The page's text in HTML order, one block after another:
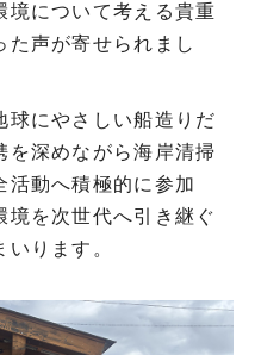
境について考える貴重
た声が寄せられまし
球にやさしい船造りだ
を深めながら海岸清掃
活動へ積極的に参加
境を次世代へ引き継ぐ
ります。